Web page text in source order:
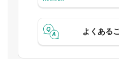
よくある